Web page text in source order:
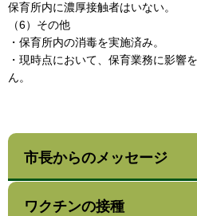
保育所内に濃厚接触者はいない。
（6）その他
・保育所内の消毒を実施済み。
・現時点において、保育業務に影響
ん。
市長からのメッセージ
ワクチンの接種